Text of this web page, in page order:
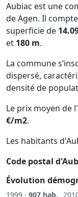
Aubiac est une
de Agen. Il
superficie de
et 180 m.
La commune
dispersé,
densité de
Le prix moyen de l'
€/m2.
Les habitants
Code postal
Évolution
1999 · 907 hab.